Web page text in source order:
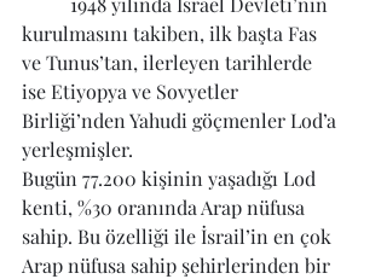
kurulmasını takiben, ilk başta Fas
ve Tunus’tan, ilerleyen tarihlerde
ise Etiyopya ve Sovyetler
Birliği’nden Yahudi göçmenler Lod’a
yerleşmişler.
Bugün 77.200 kişinin yaşadığı Lod
kenti, %30 oranında Arap nüfusa
sahip. Bu özelliği ile İsrail’in en çok
Arap nüfusa sahip şehirlerinden bir